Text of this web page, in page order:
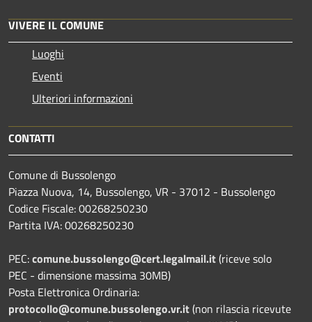
VIVERE IL COMUNE
Luoghi
Eventi
Ulteriori informazioni
CONTATTI
Comune di Bussolengo
Piazza Nuova, 14, Bussolengo, VR - 37012 - Bussolengo
Codice Fiscale: 00268250230
Partita IVA: 00268250230
PEC:comune.bussolengo@cert.legalmail.it(riceve solo
PEC - dimensione massima 30MB)
Posta Elettronica Ordinaria:
protocollo@comune.bussolengo.vr.it(non rilascia ricevute